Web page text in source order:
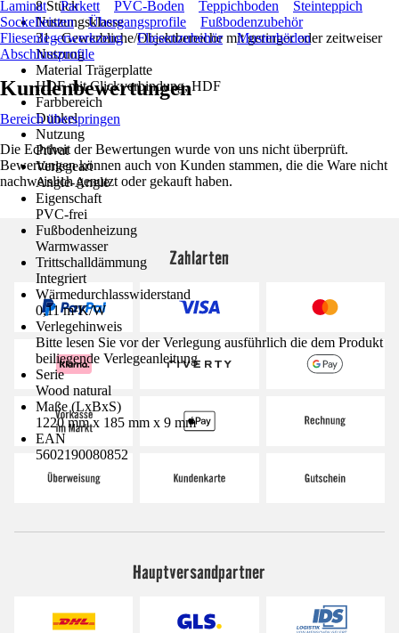
8 Stück
Nutzungsklasse
31 - Gewerbliche/Objektbereiche mit geringer oder zeitweiser
Nutzung
Material Trägerplatte
HDF mit Clickverbindung, HDF
Farbbereich
Dunkel
Nutzung
Privat
Verlegeart
Angle-Angle
Eigenschaft
PVC-frei
Fußbodenheizung
Warmwasser
Trittschalldämmung
Integriert
Wärmedurchlasswiderstand
0,11 m²K/W
Verlegehinweis
Bitte lesen Sie vor der Verlegung ausführlich die dem Produkt
beiliegende Verlegeanleitung
Serie
Wood natural
Maße (LxBxS)
1220 mm x 185 mm x 9 mm
EAN
5602190080852
Laminat Parkett PVC-Boden Teppichboden
Steinteppich
Sockelleisten
Übergangsprofile
Fußbodenzubehör
Fliesenlegerwerkzeug
Fliesenzubehör
Musterböden
Abschlussprofile
Kundenbewertungen
Bereich überspringen
Die Echtheit der Bewertungen wurde von uns nicht überprüft.
Bewertungen können auch von Kunden stammen, die die Ware nicht
nachweislich genutzt oder gekauft haben.
Zahlarten
Hauptversandpartner